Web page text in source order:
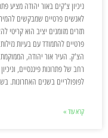
ניכיון צ'קים באור יהודה מציע
לאנשים פרטיים שמבקשים
תזרים מזומנים יציב הוא
פרטיים להתמודד עם בעיות
הצ'ק. העיר אור יהודה,
רחב של פתרונות פיננסיים,
לפופולריים בשנים האחרונות.
קרא עוד »